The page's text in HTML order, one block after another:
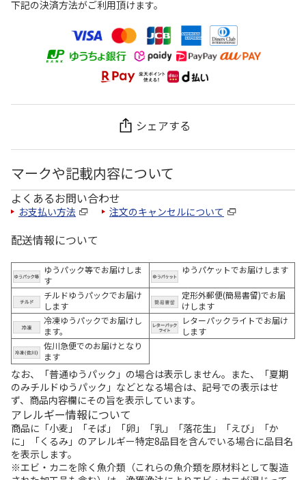
下記の決済方法がご利用頂けます。
シェアする
マークや記載内容について
よくあるお問い合わせ
お支払い方法 注文のキャンセルについて
配送情報について
ゆうパック等でお届けしま
す
ゆうパケットでお届けします
チルドゆうパックでお届け
します
定形外郵便(簡易書留)でお届
けします
冷凍ゆうパックでお届けし
ます。
レターパックライトでお届け
します
佐川急便でのお届けとなり
ます
なお、「普通ゆうパック」の場合は表示しません。また、「夏期
のみチルドゆうパック」などとなる場合は、記号での表示はせ
ず、商品内容欄にその旨を表示しています。
アレルギー情報について
商品に「小麦」「そば」「卵」「乳」「落花生」「えび」「か
に」「くるみ」のアレルギー特定8品目を含んでいる場合に品目名
を表示します。
※エビ・カニを除く魚介類（これらの魚介類を原材料として製造